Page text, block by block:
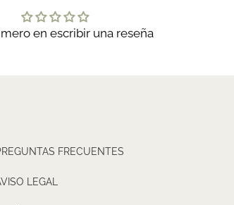
en escribir una reseña
FRECUENTES
LEGAL